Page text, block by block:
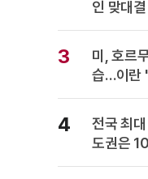
인 맞대
3
미, 호르
습…이란
반발
4
전국 최
도권은